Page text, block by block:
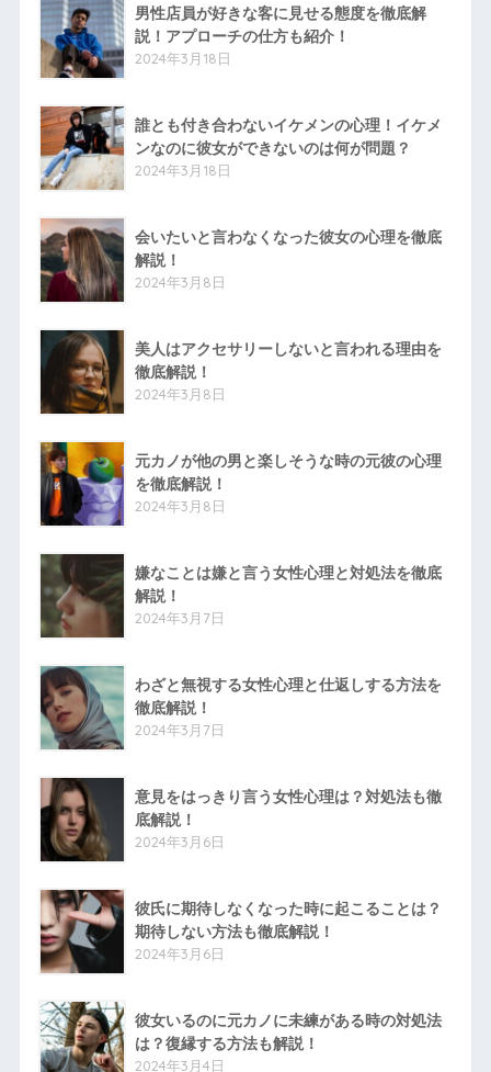
男性店員が好きな客に見せる態度を徹底解
説！アプローチの仕方も紹介！
2024年3月18日
誰とも付き合わないイケメンの心理！イケメ
ンなのに彼女ができないのは何が問題？
2024年3月18日
会いたいと言わなくなった彼女の心理を徹底
解説！
2024年3月8日
美人はアクセサリーしないと言われる理由を
徹底解説！
2024年3月8日
元カノが他の男と楽しそうな時の元彼の心理
を徹底解説！
2024年3月8日
嫌なことは嫌と言う女性心理と対処法を徹底
解説！
2024年3月7日
わざと無視する女性心理と仕返しする方法を
徹底解説！
2024年3月7日
意見をはっきり言う女性心理は？対処法も徹
底解説！
2024年3月6日
彼氏に期待しなくなった時に起こることは？
期待しない方法も徹底解説！
2024年3月6日
彼女いるのに元カノに未練がある時の対処法
は？復縁する方法も解説！
2024年3月4日